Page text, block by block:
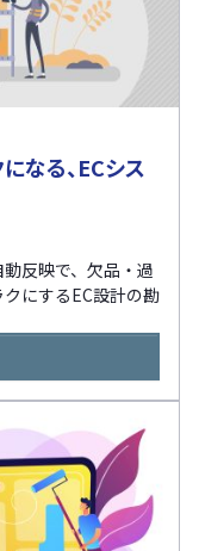
なる、ECシス
反映で、欠品・過
にするEC設計の勘